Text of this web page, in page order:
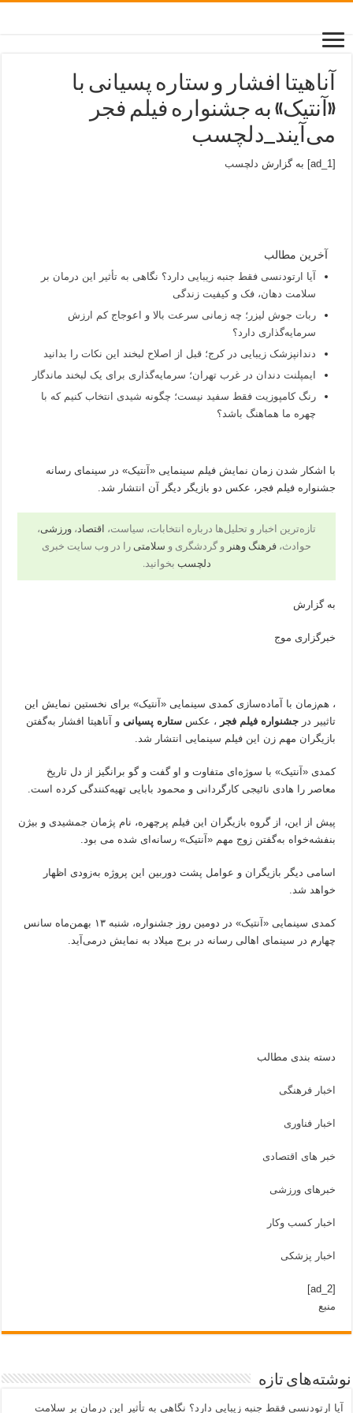
آناهیتا افشار و ستاره پسیانی با
«آنتیک» به جشنواره فیلم فجر
می‌آیند_دلچسب
[ad_1] به گزارش دلچسب
آخرین مطالب
آیا ارتودنسی فقط جنبه زیبایی دارد؟ نگاهی به تأثیر این درمان بر
سلامت دهان، فک و کیفیت زندگی
ربات جوش لیزر؛ چه زمانی سرعت بالا و اعوجاج کم ارزش
سرمایه‌گذاری دارد؟
دندانپزشک زیبایی در کرج؛ قبل از اصلاح لبخند این نکات را بدانید
ایمپلنت دندان در غرب تهران؛ سرمایه‌گذاری برای یک لبخند ماندگار
رنگ کامپوزیت فقط سفید نیست؛ چگونه شیدی انتخاب کنیم که با
چهره ما هماهنگ باشد؟
با اشکار شدن زمان نمایش فیلم سینمایی «آنتیک» در سینمای‌ رسانه
جشنواره فیلم فجر، عکس دو بازیگر دیگر آن انتشار شد.
تازه‌ترین اخبار و تحلیل‌ها درباره انتخابات، سیاست، اقتصاد، ورزشی،
حوادث، فرهنگ وهنر و گردشگری و سلامتی را در وب سایت خبری
دلچسب بخوانید.
به گزارش
خبرگزاری موج
​، هم‌زمان با آماده‌سازی کمدی سینمایی «آنتیک» برای نخستین نمایش این
تاثییر درجشنواره فیلم فجر ، عکسستاره پسیانی و آناهیتا افشار به‌گفتن
بازیگران مهم زن این فیلم سینمایی انتشار شد.
کمدی «آنتیک» با سوژه‌ای متفاوت و او گفت و گو برانگیز از دل تاریخ
معاصر را هادی نائیجی کارگردانی و محمود بابایی تهیه‌کنندگی کرده‌ است.
پیش از این، از گروه بازیگران این فیلم پرچهره، نام پژمان جمشیدی و بیژن
بنفشه‌خواه به‌گفتن زوج مهم «آنتیک» رسانه‌ای شده‌ می بود.
اسامی دیگر بازیگران و عوامل پشت دوربین این پروژه به‌زودی اظهار
خواهد شد.
کمدی سینمایی «آنتیک» در دومین روز جشنواره، شنبه ۱۳ بهمن‌ماه سانس
چهارم در سینمای اهالی رسانه در برج میلاد به نمایش درمی‌آید.
دسته بندی مطالب
اخبار فرهنگی
اخبار فناوری
خبر های اقتصادی
خبرهای ورزشی
اخبار کسب وکار
اخبار پزشکی
[ad_2]
منبع
نوشته‌های تازه
آیا ارتودنسی فقط جنبه زیبایی دارد؟ نگاهی به تأثیر این درمان بر سلامت